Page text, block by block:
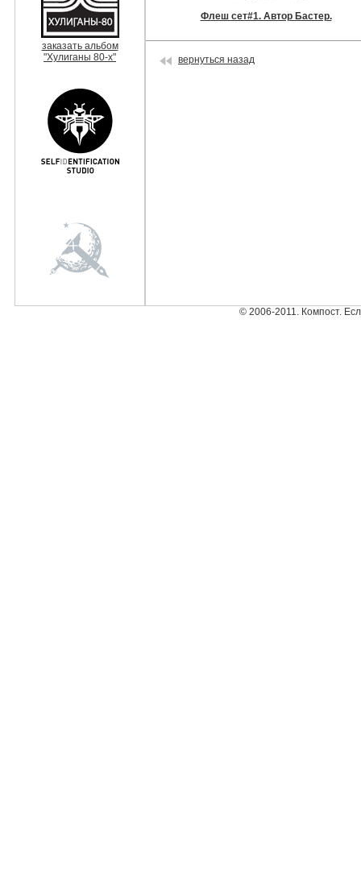
заказать альбом
"Хулиганы 80-х"
Флеш сет#1. Автор Бастер.
вернуться назад
© 2006-2011. Компост.